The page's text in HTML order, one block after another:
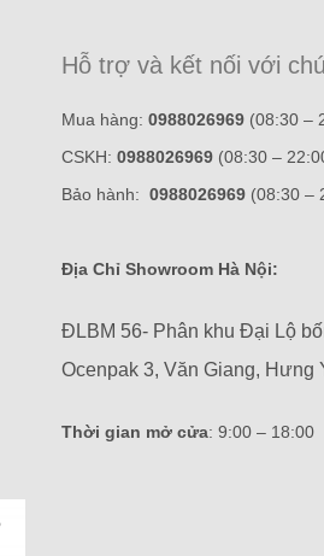
Hỗ trợ và kết nối với
Mua hàng: 0988026969(08:30 –
CSKH: 0988026969(08:30 –
Bảo hành: 0988026969(08:30 –
Địa Chỉ Showroom Hà Nội:
ĐLBM 56- Phân khu Đại Lộ
Ocenpak 3, Văn Giang, Hưng
Thời gian mở cửa: 9:00 – 18:00